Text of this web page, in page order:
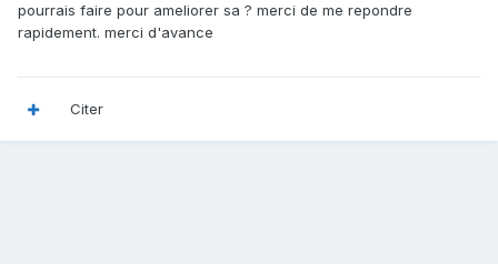
pourrais faire pour ameliorer sa ? merci de me repondre
rapidement. merci d'avance
Citer